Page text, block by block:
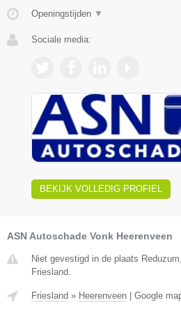
Openingstijden ▼
Sociale media:
BEKIJK VOLLEDIG PROFIEL
ASN Autoschade Vonk Heerenveen
Niet gevestigd in de plaats
Friesland.
Friesland » Heerenveen | Google